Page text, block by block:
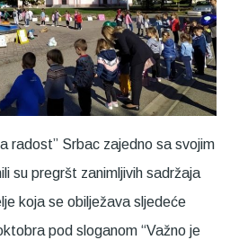
radost” Srbac zajedno sa svojim
su pregršt zanimljivih sadržaja
koja se obilježava sljedeće
pod sloganom “Važno je